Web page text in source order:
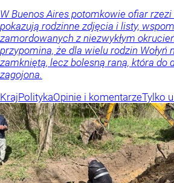
W Buenos Aires potomkowie ofiar
pokazują rodzinne zdjęcia i listy,
zamordowanych z niezwykłym
przypomina, że dla wielu rodzin Wołyń
zamkniętą, lecz bolesną raną, która do
zagojona.
KrajPolitykaOpinie i komentarzeTylko